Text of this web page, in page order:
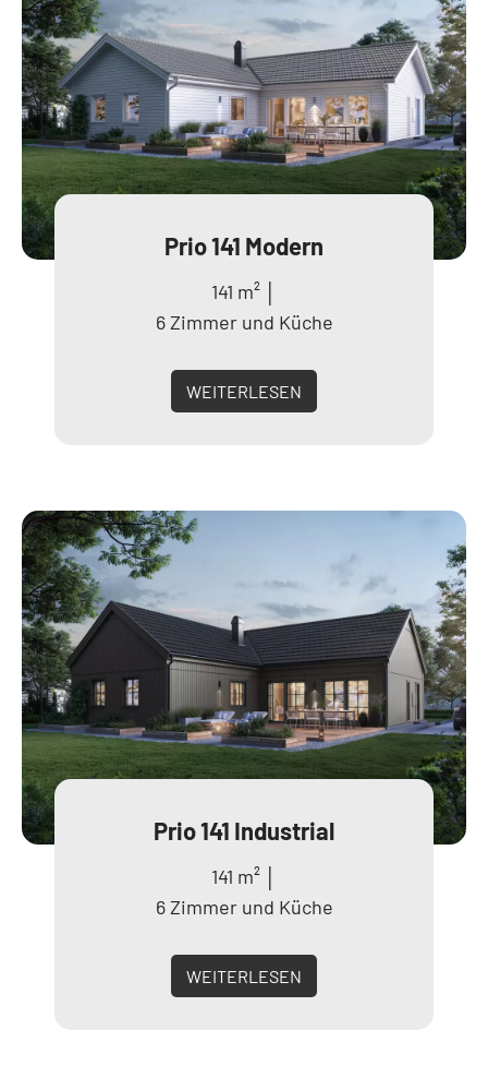
Prio 141 Modern
141 m² │
6 Zimmer und Küche
WEITERLESEN
Prio 141 Industrial
141 m² │
6 Zimmer und Küche
WEITERLESEN